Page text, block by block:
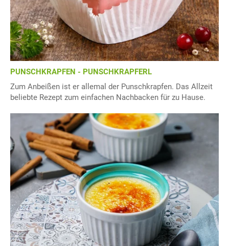
PUNSCHKRAPFEN - PUNSCHKRAPFERL
Zum Anbeißen ist er allemal der Punschkrapfen. Das Allzeit
beliebte Rezept zum einfachen Nachbacken für zu Hause.